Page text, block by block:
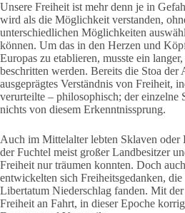
Unsere Freiheit ist mehr denn je in
wird als die Möglichkeit verstanden,
unterschiedlichen Möglichkeiten
können. Um das in den Herzen und
Europas zu etablieren, musste ein
beschritten werden. Bereits die Stoa
ausgeprägtes Verständnis von Freiheit,
verurteilte – philosophisch; der einzelne
nichts von diesem Erkenntnissprung.
Auch im Mittelalter lebten Sklaven oder
der Fuchtel meist großer Landbesitzer
Freiheit nur träumen konnten. Doch
entwickelten sich Freiheitsgedanken,
Libertatum Niederschlag fanden. Mit
Freiheit an Fahrt, in dieser Epoche